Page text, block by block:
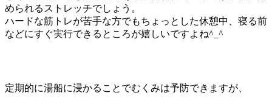
められるストレッチでしょう。
ハードな筋トレが苦手な方でもちょっとした休憩中、寝る前
などにすぐ実行できるところが嬉しいですよね^_^
定期的に湯船に浸かることでむくみは予防できますが、